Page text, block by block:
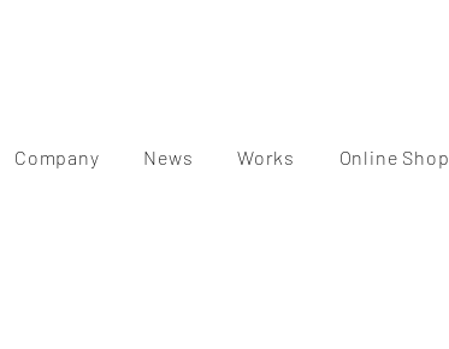
Company News Works Online Shop